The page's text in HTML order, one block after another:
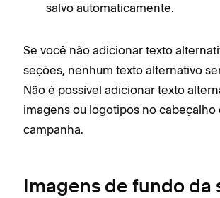
salvo automaticamente.
Se você não adicionar texto
seções, nenhum texto alternativo
Não é possível adicionar texto
imagens ou logotipos no cabeçalho
campanha.
Imagens de fundo da